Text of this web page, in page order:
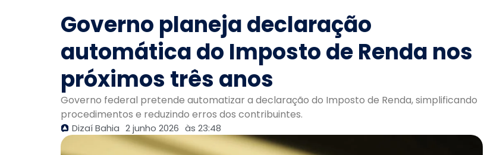
Governo planeja declaração
automática do Imposto de Renda nos
próximos três anos
Governo federal pretende automatizar a declaração do Imposto de Renda, simplificando
procedimentos e reduzindo erros dos contribuintes.
Dizaí Bahia 2 junho 2026 às 23:48